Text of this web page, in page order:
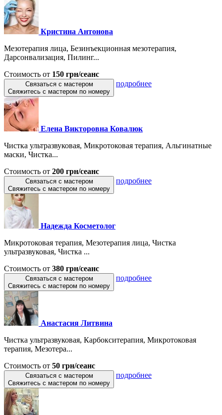
Кристина Антонова
Мезотерапия лица, Безинъекционная мезотерапия,
Дарсонвализация, Пилинг...
Стоимость от 150 грн/сеанс
Связаться с мастером
Свяжитесь с мастером по номеру
подробнее
Елена Викторовна Ковалюк
Чистка ультразвуковая, Микротоковая терапия, Альгинатные
маски, Чистка...
Стоимость от 200 грн/сеанс
Связаться с мастером
Свяжитесь с мастером по номеру
подробнее
Надежда Косметолог
Микротоковая терапия, Мезотерапия лица, Чистка
ультразвуковая, Чистка ...
Стоимость от 380 грн/сеанс
Связаться с мастером
Свяжитесь с мастером по номеру
подробнее
Анастасия Литвина
Чистка ультразвуковая, Карбокситерапия, Микротоковая
терапия, Мезотера...
Стоимость от 50 грн/сеанс
Связаться с мастером
Свяжитесь с мастером по номеру
подробнее